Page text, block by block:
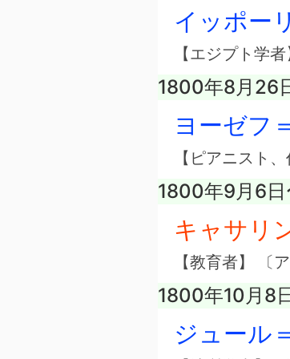
イッポー
【エジプト学
1800年8月26
ヨーゼフ
【ピアニスト
1800年9月6日
キャサリ
【教育者】 〔
1800年10月8
ジュール